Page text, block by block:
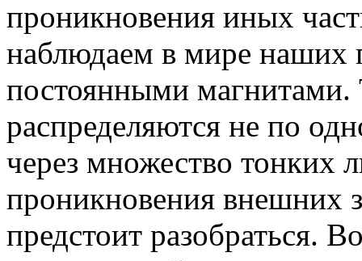
проникновения иных
наблюдаем в мире наших
постоянными
распределяются не по
через множество тонких
проникновения внешних
предстоит разобраться.